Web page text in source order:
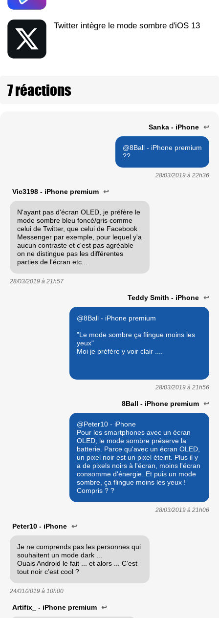
Twitter intègre le mode sombre d'iOS 13
7 réactions
Sanka - iPhone ↩
@8Ball - iPhone premium
??
28/03/2019 à 22h36
Vic3198 - iPhone premium ↩
N'ayant pas d'écran OLED, je préfère le
mode sombre bleu foncé/gris comme
celui de Twitter, que celui de Facebook
Messenger par exemple, pour lequel y'a
aucun contraste et c'est pas agréable
on ne distingue pas les différentes
parties de l'écran etc...
28/03/2019 à 21h57
Teddy Smith - iPhone ↩
@8Ball - iPhone premium
"Le mode sombre ça flingue moins les
yeux"
Moi je préfère y voir clair ....
28/03/2019 à 21h56
8Ball - iPhone premium ↩
@Peter10 - iPhone
Pour les smartphones avec un écran
OLED, le mode sombre préserve la
batterie. Parce qu'avec un écran OLED,
un pixel noir est un pixel éteint. Plus il y
a de pixels noirs à l'écran, moins l'écran
consomme d'énergie. Et puis un mode
sombre, ça flingue moins les yeux !
Compris ? ?
28/03/2019 à 21h06
Peter10 - iPhone ↩
Je ne comprends pas les personnes qui
souhaitent un mode dark ...
Ouais Android le fait ... et alors ... C’est
tout noir c’est cool ?
24/01/2019 à 10h00
Artifix_ - iPhone premium ↩